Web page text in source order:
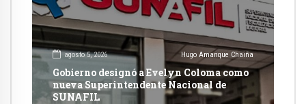
agosto 5, 2026 Hugo Amanque Chaiña
Gobierno designó a Evelyn Coloma como
nueva Superintendente Nacional de
SUNAFIL